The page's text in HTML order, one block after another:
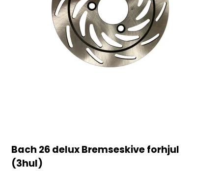
Bach 26 delux Bremseskive forhjul
(3hul)